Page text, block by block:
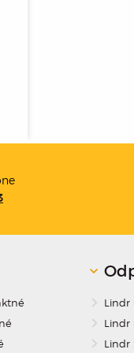
Lindr
Lindr
Lindr